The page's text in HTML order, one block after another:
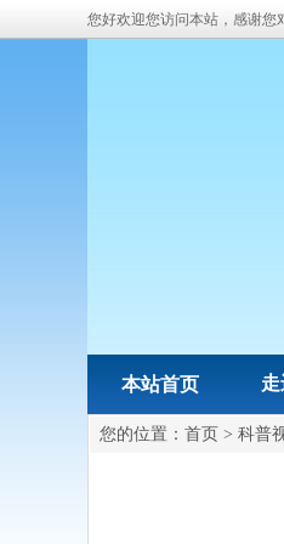
您好欢迎您访问本站，感谢您
本站首页
您的位置： 首页 > 科普